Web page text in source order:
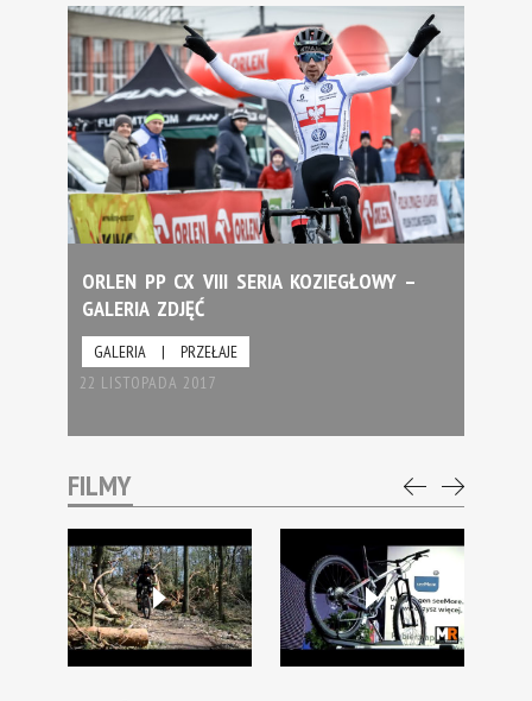
ORLEN PP CX VIII SERIA KOZIEGŁOWY –
GALERIA ZDJĘĆ
GALERIA |
PRZEŁAJE
22 LISTOPADA 2017
FILMY